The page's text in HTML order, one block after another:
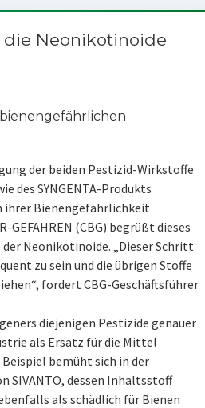
die Neonikotinoide
der beiden Pestizid-Wirkstoffe
des SYNGENTA-Produkts
ihrer Bienengefährlichkeit
GEFAHREN (CBG) begrüßt dieses
Neonikotinoide. „Dieser Schritt
zu sein und die übrigen Stoffe
fordert CBG-Geschäftsführer
diejenigen Pestizide genauer
als Ersatz für die Mittel
bemüht sich in der
SIVANTO, dessen Inhaltsstoff
als schädlich für Bienen